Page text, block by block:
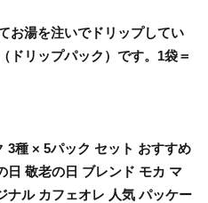
お湯を注いでドリップしてい
ドリップパック）です。1袋＝
3種 × 5パック セット おすすめ
日 敬老の日 ブレンド モカ マ
ナル カフェオレ 人気 パッケー